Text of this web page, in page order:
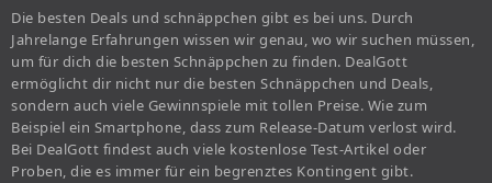
Die besten Deals und schnäppchen gibt es bei uns. Durch
Jahrelange Erfahrungen wissen wir genau, wo wir suchen müssen,
um für dich die besten Schnäppchen zu finden. DealGott
ermöglicht dir nicht nur die besten Schnäppchen und Deals,
sondern auch viele Gewinnspiele mit tollen Preise. Wie zum
Beispiel ein Smartphone, dass zum Release-Datum verlost wird.
Bei DealGott findest auch viele kostenlose Test-Artikel oder
Proben, die es immer für ein begrenztes Kontingent gibt.